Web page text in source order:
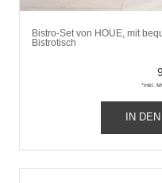
Bistro-Set von HOUE, mit
Bistrotisch
*inkl.
IN